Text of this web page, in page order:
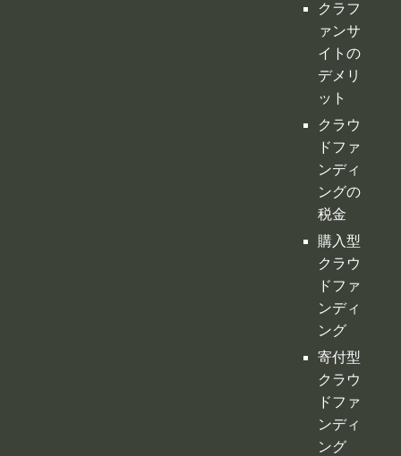
クラフ
ァンサ
イトの
デメリ
ット
クラウ
ドファ
ンディ
ングの
税金
購入型
クラウ
ドファ
ンディ
ング
寄付型
クラウ
ドファ
ンディ
ング